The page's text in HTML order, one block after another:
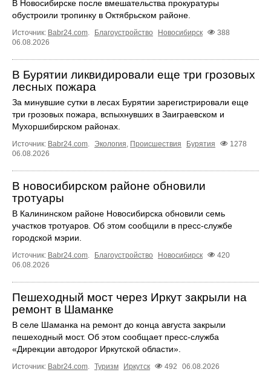
В Новосибирске после вмешательства прокуратуры
обустроили тропинку в Октябрьском районе.
Источник: Babr24.com Благоустройство Новосибирск
388
06.08.2026
В Бурятии ликвидировали еще три грозовых
лесных пожара
За минувшие сутки в лесах Бурятии зарегистрировали еще
три грозовых пожара, вспыхнувших в Заиграевском и
Мухоршибирском районах.
Источник: Babr24.com Экология Происшествия Бурятия
1278
06.08.2026
В новосибирском районе обновили
тротуары
В Калининском районе Новосибирска обновили семь
участков тротуаров. Об этом сообщили в пресс-службе
городской мэрии.
Источник: Babr24.com. Благоустройство Новосибирск
420
06.08.2026
Пешеходный мост через Иркут закрыли на
ремонт в Шаманке
В селе Шаманка на ремонт до конца августа закрыли
пешеходный мост. Об этом сообщает пресс‑служба
«Дирекции автодорог Иркутской области».
Источник: Babr24.com. Туризм Иркутск 492 06.08.2026